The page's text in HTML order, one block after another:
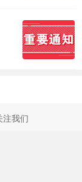
注我们